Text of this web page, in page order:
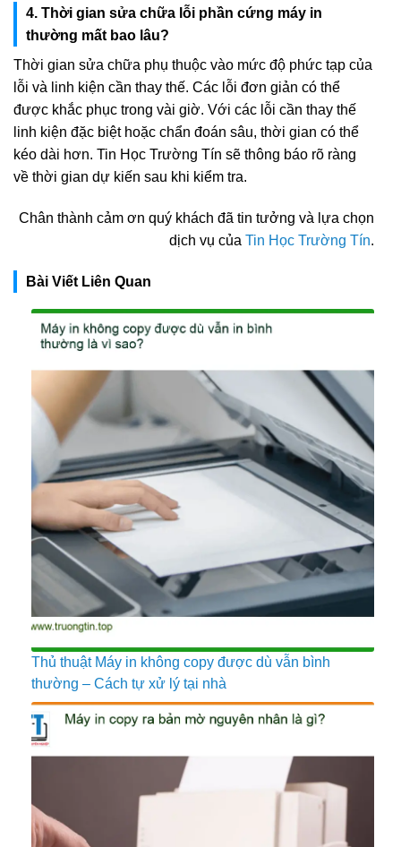
4. Thời gian sửa chữa lỗi phần cứng máy in
thường mất bao lâu?
Thời gian sửa chữa phụ thuộc vào mức độ phức tạp của
lỗi và linh kiện cần thay thế. Các lỗi đơn giản có thể
được khắc phục trong vài giờ. Với các lỗi cần thay thế
linh kiện đặc biệt hoặc chẩn đoán sâu, thời gian có thể
kéo dài hơn. Tin Học Trường Tín sẽ thông báo rõ ràng
về thời gian dự kiến sau khi kiểm tra.
Chân thành cảm ơn quý khách đã tin tưởng và lựa chọn
dịch vụ của Tin Học Trường Tín.
Bài Viết Liên Quan
Thủ thuật Máy in không copy được dù vẫn bình
thường – Cách tự xử lý tại nhà